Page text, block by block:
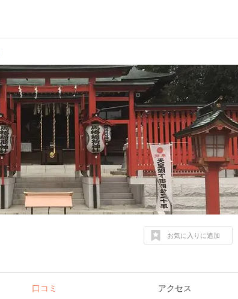
お気に入りに追加
口コミ アクセス